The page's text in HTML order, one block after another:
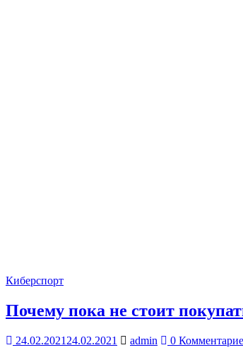
Киберспорт
Почему пока не стоит
24.02.2021 24.02.2021 admin 0